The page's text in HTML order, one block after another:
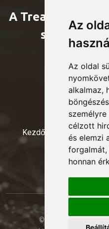
Az
Az oldal
alkalmaz,
célzott
és elemzi
honnan
A Treasury Club
szakmai
Kezdőoldal Események
© 2024 Treasury Club.